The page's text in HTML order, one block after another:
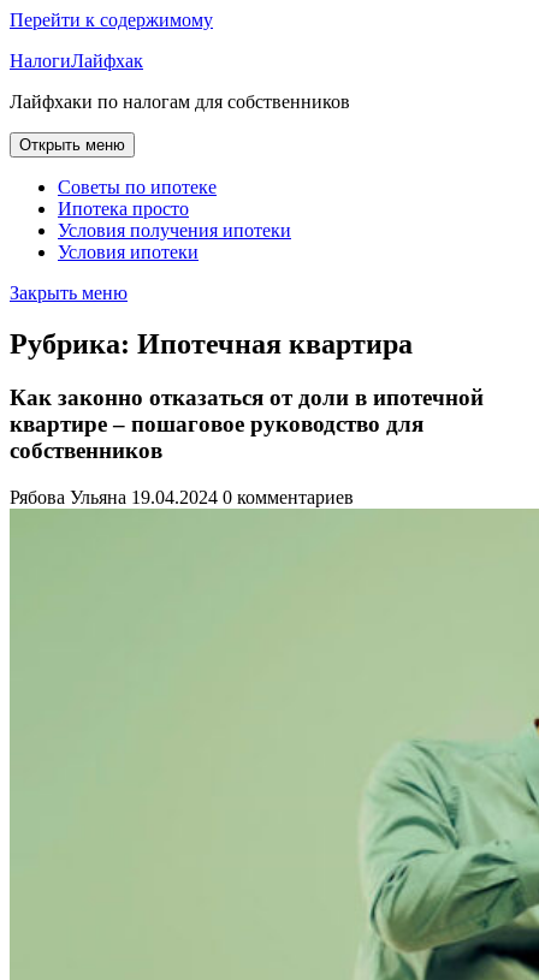
Перейти к содержимому
НалогиЛайфхак
Лайфхаки по налогам для собственников
Открыть меню
Советы по ипотеке
Ипотека просто
Условия получения ипотеки
Условия ипотеки
Закрыть меню
Рубрика: Ипотечная квартира
Как законно отказаться от доли в ипотечной
квартире – пошаговое руководство для
собственников
Рябова Ульяна 19.04.2024 0 комментариев